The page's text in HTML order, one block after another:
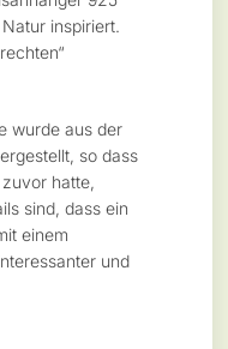
inspiriert.
wurde aus der
so dass
hatte,
sind, dass ein
einem
und